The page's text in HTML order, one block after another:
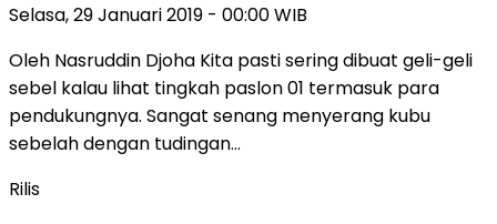
Selasa, 29 Januari 2019 - 00:00 WIB
Oleh Nasruddin Djoha Kita pasti sering dibuat geli-geli
sebel kalau lihat tingkah paslon 01 termasuk para
pendukungnya. Sangat senang menyerang kubu
sebelah dengan tudingan…
Rilis